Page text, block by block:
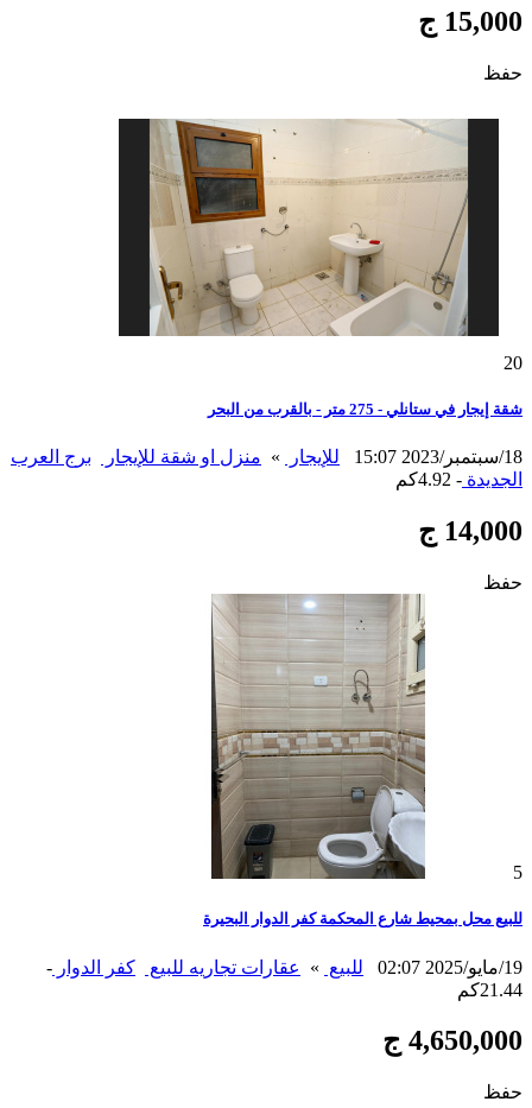
15,000 ج
حفظ
20
شقة إيجار في ستانلي - 275 متر - بالقرب من البحر
18/سبتمبر/2023 15:07 للإيجار » منزل او شقة للإيجار
برج العرب
الجديدة - 4.92كم
14,000 ج
حفظ
5
للبيع محل بمحيط شارع المحكمة كفر الدوار البحيرة
19/مايو/2025 02:07 للبيع » عقارات تجاريه للبيع كفر الدوار -
21.44كم
4,650,000 ج
حفظ